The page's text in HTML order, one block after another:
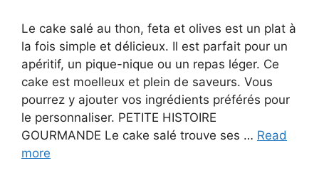
Le cake salé au thon, feta et olives est un plat à
la fois simple et délicieux. Il est parfait pour un
apéritif, un pique-nique ou un repas léger. Ce
cake est moelleux et plein de saveurs. Vous
pourrez y ajouter vos ingrédients préférés pour
le personnaliser. PETITE HISTOIRE
GOURMANDE Le cake salé trouve ses … Read
more